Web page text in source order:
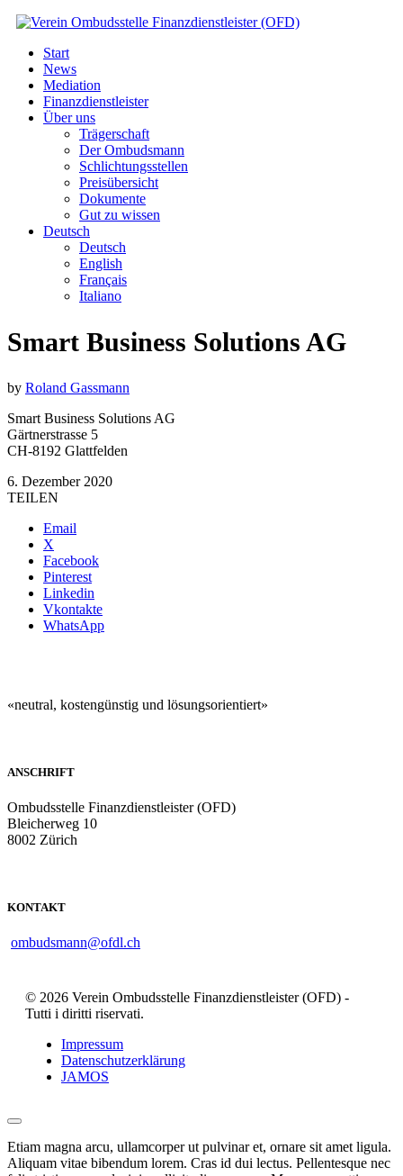
Start
News
Mediation
Finanzdienstleister
Über uns
Trägerschaft
Der Ombudsmann
Schlichtungsstellen
Preisübersicht
Dokumente
Gut zu wissen
Deutsch
Deutsch
English
Français
Italiano
Smart Business Solutions AG
by Roland Gassmann
Smart Business Solutions AG
Gärtnerstrasse 5
CH-8192 Glattfelden
6. Dezember 2020
TEILEN
Email
X
Facebook
Pinterest
Linkedin
Vkontakte
WhatsApp
«neutral, kostengünstig und lösungsorientiert»
ANSCHRIFT
Ombudsstelle Finanzdienstleister (OFD)
Bleicherweg 10
8002 Zürich
KONTAKT
ombudsmann@ofdl.ch
© 2026 Verein Ombudsstelle Finanzdienstleister (OFD) -
Tutti i diritti riservati.
Impressum
Datenschutzerklärung
JAMOS
Etiam magna arcu, ullamcorper ut pulvinar et, ornare sit amet ligula.
Aliquam vitae bibendum lorem. Cras id dui lectus. Pellentesque nec